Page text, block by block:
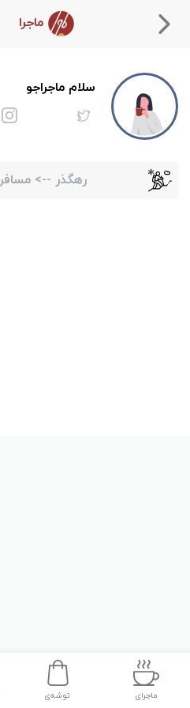
ماجرا
ماجرای توشه‌ی
سلام ماجراجو
رهگذر --> مسافر